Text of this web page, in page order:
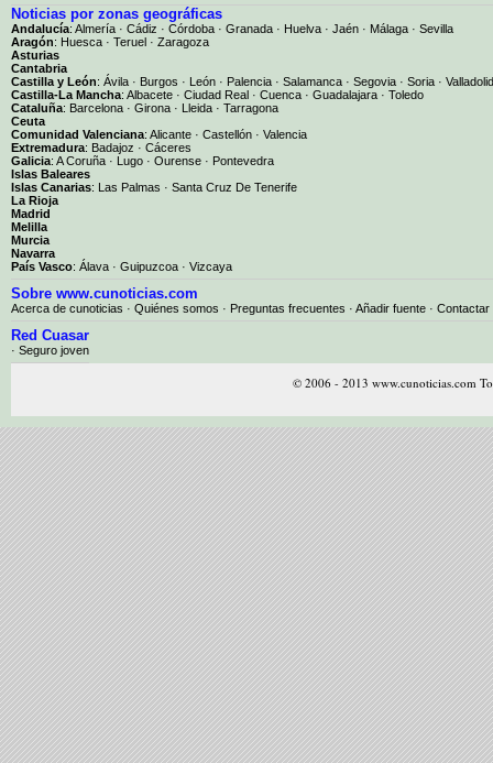
Noticias por zonas geográficas
Andalucía: Almería · Cádiz · Córdoba · Granada · Huelva · Jaén · Málaga · Sevilla
Aragón: Huesca · Teruel · Zaragoza
Asturias
Cantabria
Castilla y León: Ávila · Burgos · León · Palencia · Salamanca · Segovia · Soria · Valladolid
Castilla-La Mancha: Albacete · Ciudad Real · Cuenca · Guadalajara · Toledo
Cataluña: Barcelona · Girona · Lleida · Tarragona
Ceuta
Comunidad Valenciana: Alicante · Castellón · Valencia
Extremadura: Badajoz · Cáceres
Galicia: A Coruña · Lugo · Ourense · Pontevedra
Islas Baleares
Islas Canarias: Las Palmas · Santa Cruz De Tenerife
La Rioja
Madrid
Melilla
Murcia
Navarra
País Vasco: Álava · Guipuzcoa · Vizcaya
Sobre www.cunoticias.com
Acerca de cunoticias · Quiénes somos · Preguntas frecuentes · Añadir fuente · Contactar
Red Cuasar
· Seguro joven
© 2006 - 2013 www.cunoticias.com